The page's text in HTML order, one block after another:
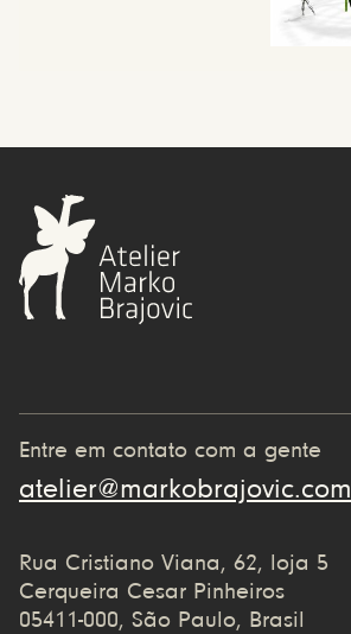
Entre em contato com a gente
atelier@markobrajovic.com
Rua Cristiano Viana, 62, loja 5
Cerqueira Cesar Pinheiros
05411-000, São Paulo, Brasil